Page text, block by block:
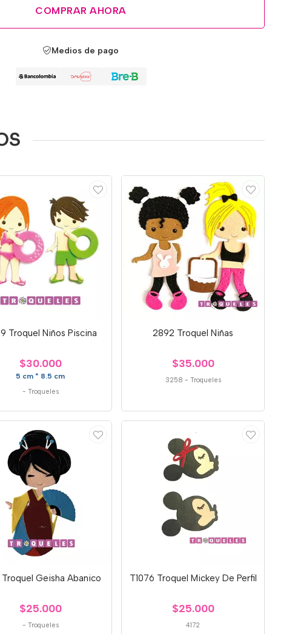
COMPRAR AHORA
Medios de pago
Troquel Niños Piscina
$30.000
5 cm * 8.5 cm
- Troqueles
2892 Troquel Niñas
$35.000
3258 - Troqueles
Troquel Geisha Abanico
$25.000
- Troqueles
T1076 Troquel Mickey De Perfil
$25.000
4172